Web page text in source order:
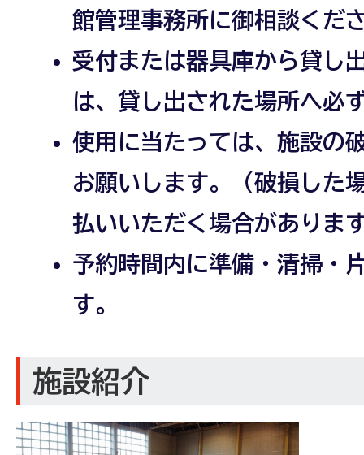
館管理事務所に御相談くだ
受付または器具庫から貸し
は、貸し出された場所へ必
使用に当たっては、施設の
お願いします。（破損した
払いいただく場合がありま
予約時間内に準備・清掃・
す。
施設紹介